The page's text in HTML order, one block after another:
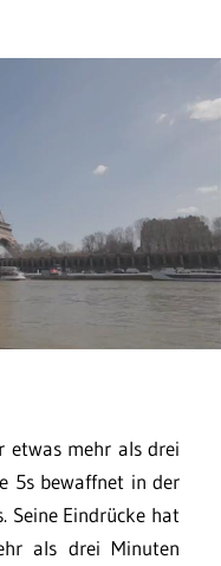
etwas mehr als drei
5s bewaffnet in der
Seine Eindrücke hat
als drei Minuten